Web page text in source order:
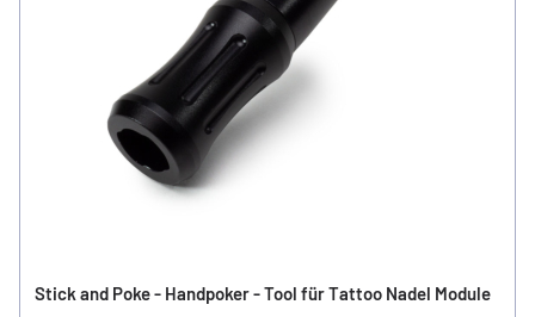
Stick and Poke - Handpoker - Tool für Tattoo Nadel Module